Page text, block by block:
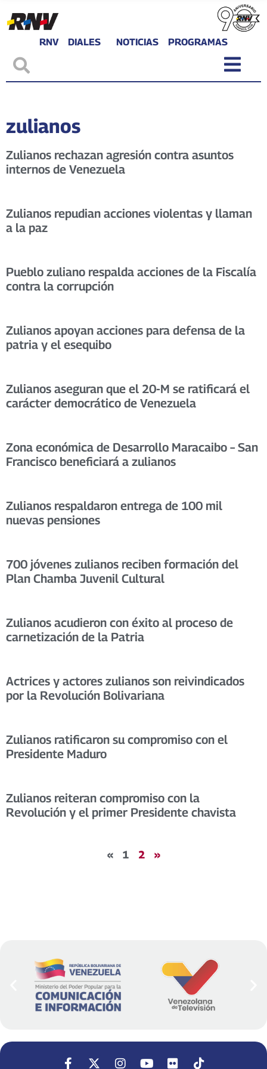
RNV DIALES NOTICIAS PROGRAMAS
zulianos
Zulianos rechazan agresión contra asuntos
internos de Venezuela
Zulianos repudian acciones violentas y llaman
a la paz
Pueblo zuliano respalda acciones de la Fiscalía
contra la corrupción
Zulianos apoyan acciones para defensa de la
patria y el esequibo
Zulianos aseguran que el 20-M se ratificará el
carácter democrático de Venezuela
Zona económica de Desarrollo Maracaibo – San
Francisco beneficiará a zulianos
Zulianos respaldaron entrega de 100 mil
nuevas pensiones
700 jóvenes zulianos reciben formación del
Plan Chamba Juvenil Cultural
Zulianos acudieron con éxito al proceso de
carnetización de la Patria
Actrices y actores zulianos son reivindicados
por la Revolución Bolivariana
Zulianos ratificaron su compromiso con el
Presidente Maduro
Zulianos reiteran compromiso con la
Revolución y el primer Presidente chavista
« 1 2 »